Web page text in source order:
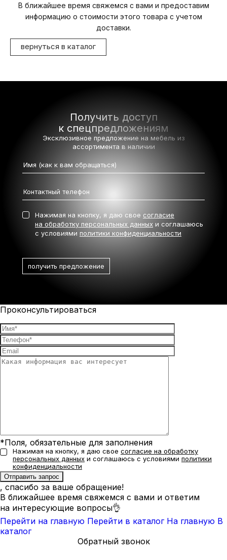
В ближайшее время свяжемся с вами и предоставим
информацию о стоимости этого товара с учетом
доставки.
вернуться в каталог
Получить доступ
к спецпредложениям
Эксклюзивное предложение на мебель из
ассортимента в наличии
Нажимая на кнопку, я даю свое согласие
на обработку персональных данных и соглашаюсь
с условиями политики конфиденциальности
Проконсультироваться
*Поля, обязательные для заполнения
Нажимая на кнопку, я даю свое согласие на обработку
персональных данных и соглашаюсь с условиями политики
конфиденциальности
, спасибо за ваше обращение!
В ближайшее время свяжемся с вами и ответим
на интересующие вопросы👌
Перейти на главную Перейти в каталог На главную В
каталог
Обратный звонок